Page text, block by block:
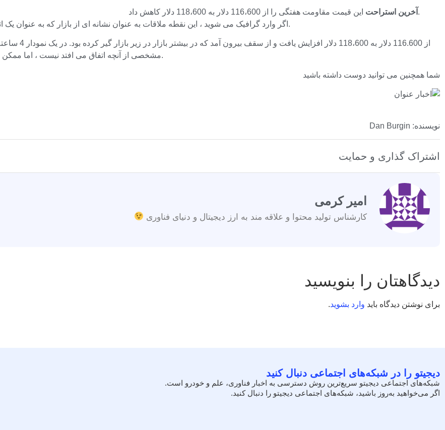
آخرین استراحت این قیمت مقاومت هفتگی را از 116،600 دلار به 118،600 دلار کاهش داد.
اگر وارد گرافیک می شوید ، این نقطه ملاقات به عنوان نشانه ای از بازار که به عنوان یک اتومبیل متقابل خوانده می شود ، پیش بینی می شود که به “شمال” بروید.
مشخصی از آنچه اتفاق می افتد نیست ، اما ممکن است نشانه این باشد که فشار خرید شروع به پیش بینی فروش می کند.
شما همچنین می توانید دوست داشته باشید
نویسنده: Dan Burgin
اشتراک گذاری و حمایت
امیر کرمی
کارشناس تولید محتوا و علاقه مند به ارز دیجیتال و دنیای فناوری
دیدگاهتان را بنویسید
برای نوشتن دیدگاه باید وارد بشوید.
دیجیتو را در شبکه‌های اجتماعی دنبال کنید
شبکه‌های اجتماعی دیجیتو سریع‌ترین روش دسترسی به اخبار فناوری، علم و خودرو است.
اگر می‌خواهید به‌روز باشید، شبکه‌های اجتماعی دیجیتو را دنبال کنید.